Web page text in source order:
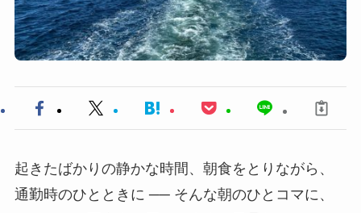
起きたばかりの静かな時間、朝食をとりながら、
通勤時のひとときに ── そんな朝のひとコマに、